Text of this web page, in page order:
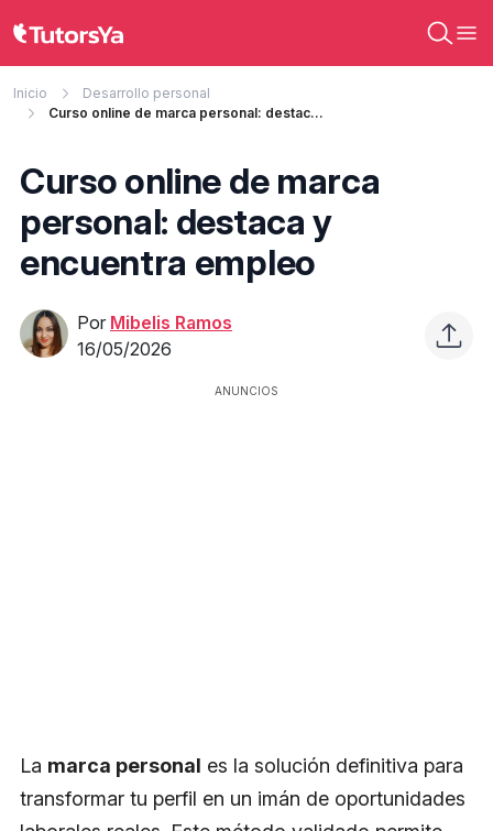
Inicio
Desarrollo personal
Curso online de marca personal: destaca y encuentra empleo
Curso online de marca
personal: destaca y
encuentra empleo
Por Mibelis Ramos
16/05/2026
ANUNCIOS
La marca personal es la solución definitiva para
transformar tu perfil en un imán de oportunidades